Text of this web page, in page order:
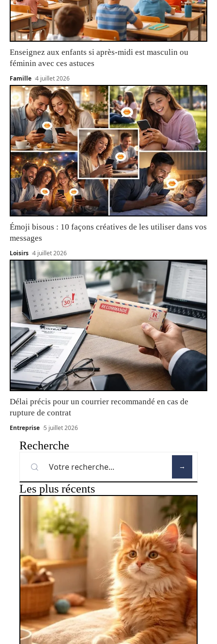
Enseignez aux enfants si après-midi est masculin ou
féminin avec ces astuces
Famille 4 juillet 2026
Émoji bisous : 10 façons créatives de les utiliser dans vos
messages
Loisirs 4 juillet 2026
Délai précis pour un courrier recommandé en cas de
rupture de contrat
Entreprise 5 juillet 2026
Recherche
Les plus récents